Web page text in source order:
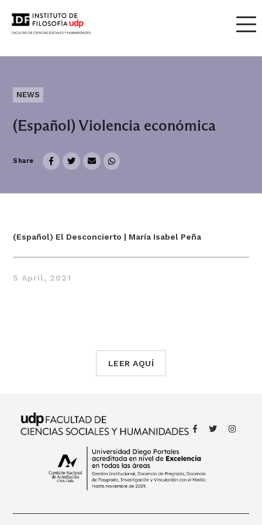
Thought
NEWS
(Español) Violencia económica
Share
(Español) El Desconcierto | María Isabel Peña
5 April, 2021
LEER AQUÍ